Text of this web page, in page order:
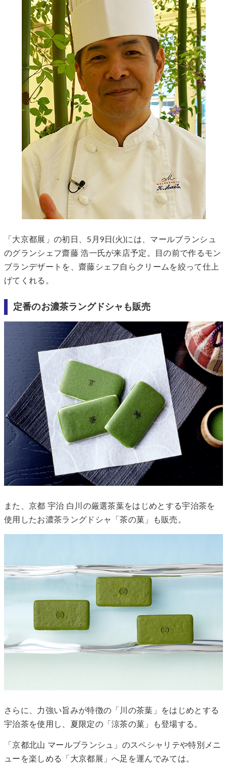
「大京都展」の初日、5月9日(火)には、マールブランシュ
のグランシェフ齋藤 浩一氏が来店予定。目の前で作るモン
ブランデザートを、齋藤シェフ自らクリームを絞って仕上
げてくれる。
定番のお濃茶ラングドシャも販売
また、京都 宇治 白川の厳選茶葉をはじめとする宇治茶を
使用したお濃茶ラングドシャ「茶の菓」も販売。
さらに、力強い旨みが特徴の「川の茶葉」をはじめとする
宇治茶を使用し、夏限定の「涼茶の菓」も登場する。
「京都北山 マールブランシュ」のスペシャリテや特別メニ
ューを楽しめる「大京都展」へ足を運んでみては。